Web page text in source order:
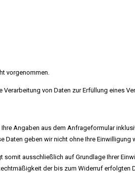
vorgenommen.
von Daten zur Erfüllung eines
Angaben aus dem Anfrageformular
geben wir nicht ohne Ihre Einwilligung
ausschließlich auf Grundlage Ihrer
der bis zum Widerruf